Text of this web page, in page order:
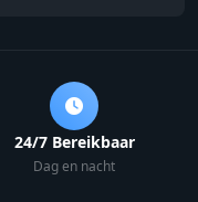
24/7 Bereikbaar
Dag en nacht